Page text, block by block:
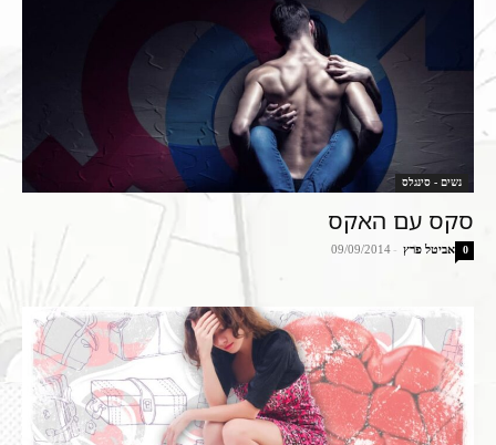
נשים - סינגלס
סקס עם האקס
אביטל פרץ -
09/09/2014 0